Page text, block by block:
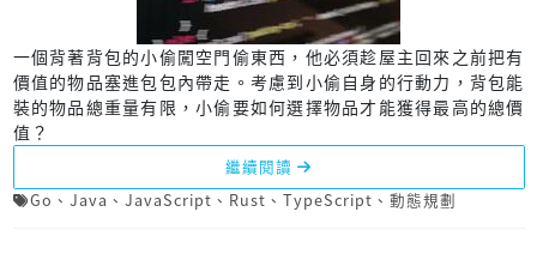
一個背著背包的小偷闖空門偷東西，他必須趁屋主回來之前把有
價值的物品塞進包包內帶走。考慮到小偷自身的行動力，背包能
裝的物品總重量有限，小偷要如何選擇物品才能獲得最高的總價
值？
繼續閱讀
Go 、 Java 、 JavaScript 、 Rust 、 TypeScript 、 動態規劃